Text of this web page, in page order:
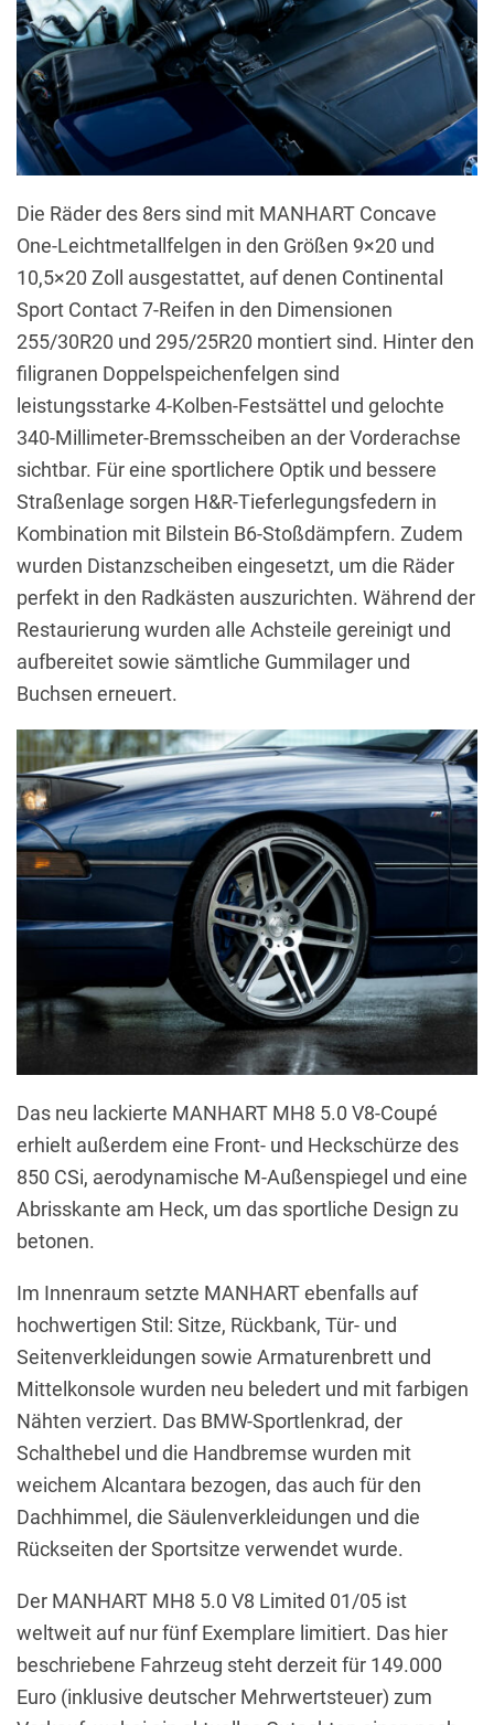
Die Räder des 8ers sind mit MANHART Concave
One-Leichtmetallfelgen in den Größen 9×20 und
10,5×20 Zoll ausgestattet, auf denen Continental
Sport Contact 7-Reifen in den Dimensionen
255/30R20 und 295/25R20 montiert sind. Hinter den
filigranen Doppelspeichenfelgen sind
leistungsstarke 4-Kolben-Festsättel und gelochte
340-Millimeter-Bremsscheiben an der Vorderachse
sichtbar. Für eine sportlichere Optik und bessere
Straßenlage sorgen H&R-Tieferlegungsfedern in
Kombination mit Bilstein B6-Stoßdämpfern. Zudem
wurden Distanzscheiben eingesetzt, um die Räder
perfekt in den Radkästen auszurichten. Während der
Restaurierung wurden alle Achsteile gereinigt und
aufbereitet sowie sämtliche Gummilager und
Buchsen erneuert.
Das neu lackierte MANHART MH8 5.0 V8-Coupé
erhielt außerdem eine Front- und Heckschürze des
850 CSi, aerodynamische M-Außenspiegel und eine
Abrisskante am Heck, um das sportliche Design zu
betonen.
Im Innenraum setzte MANHART ebenfalls auf
hochwertigen Stil: Sitze, Rückbank, Tür- und
Seitenverkleidungen sowie Armaturenbrett und
Mittelkonsole wurden neu beledert und mit farbigen
Nähten verziert. Das BMW-Sportlenkrad, der
Schalthebel und die Handbremse wurden mit
weichem Alcantara bezogen, das auch für den
Dachhimmel, die Säulenverkleidungen und die
Rückseiten der Sportsitze verwendet wurde.
Der MANHART MH8 5.0 V8 Limited 01/05 ist
weltweit auf nur fünf Exemplare limitiert. Das hier
beschriebene Fahrzeug steht derzeit für 149.000
Euro (inklusive deutscher Mehrwertsteuer) zum